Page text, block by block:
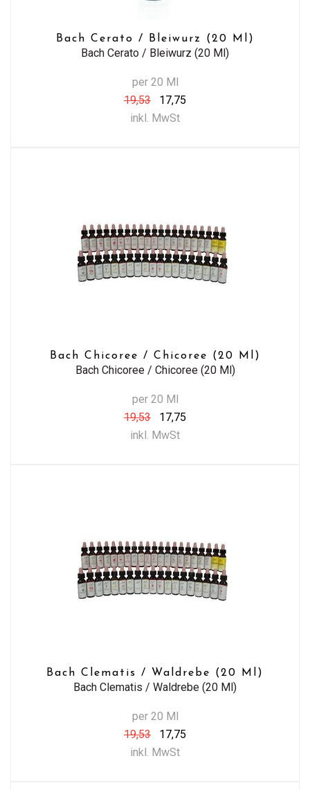
Bach Cerato / Bleiwurz (20 Ml)
Bach Cerato / Bleiwurz (20 Ml)
per 20 Ml
19,53
17,75
inkl. MwSt
Bach Chicoree / Chicoree (20 Ml)
Bach Chicoree / Chicoree (20 Ml)
per 20 Ml
19,53
17,75
inkl. MwSt
Bach Clematis / Waldrebe (20 Ml)
Bach Clematis / Waldrebe (20 Ml)
per 20 Ml
19,53
17,75
inkl. MwSt